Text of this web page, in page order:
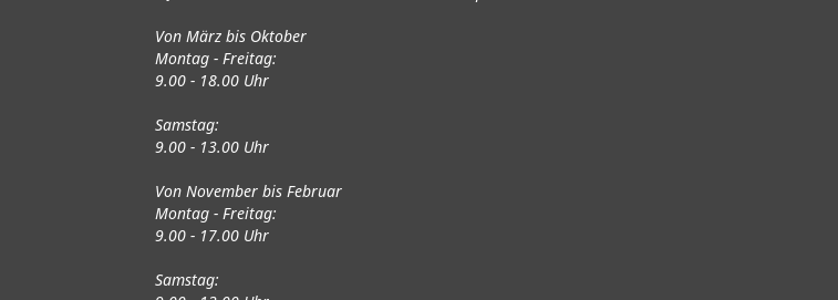
Von März bis Oktober
Montag - Freitag:
9.00 - 18.00 Uhr
Samstag:
9.00 - 13.00 Uhr
Von November bis Februar
Montag - Freitag:
9.00 - 17.00 Uhr
Samstag: